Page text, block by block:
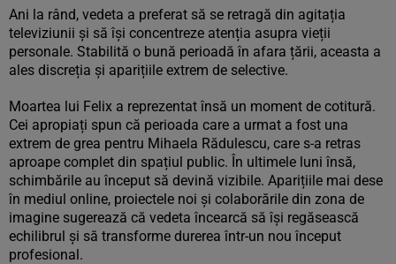
Ani la rând, vedeta a preferat să se retragă din agitația
televiziunii și să își concentreze atenția asupra vieții
personale. Stabilită o bună perioadă în afara țării, aceasta a
ales discreția și aparițiile extrem de selective.
Moartea lui Felix a reprezentat însă un moment de cotitură.
Cei apropiați spun că perioada care a urmat a fost una
extrem de grea pentru Mihaela Rădulescu, care s-a retras
aproape complet din spațiul public. În ultimele luni însă,
schimbările au început să devină vizibile. Aparițiile mai dese
în mediul online, proiectele noi și colaborările din zona de
imagine sugerează că vedeta încearcă să își regăsească
echilibrul și să transforme durerea într-un nou început
profesional.